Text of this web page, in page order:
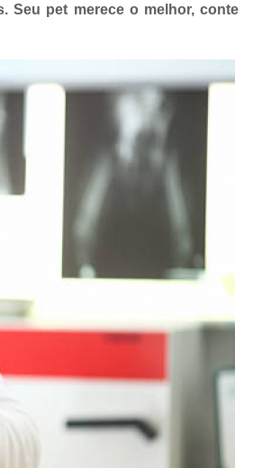
Laboratoriais para Animais
para Cachorro São Paulo
Exames Laboratoriais para Cães e
Exames Laboratoriais para
Exame Cardiograma para
de Sangue para Gato
Exame de Ultrassom para Gato
para Animais
Exame para
para Cachorro
Exames
Laserterapia para Animais
para Animais Pequenos
Laserterapia para Cães e
para Gatos e Cachorros
Seu pet merece o melhor, conte